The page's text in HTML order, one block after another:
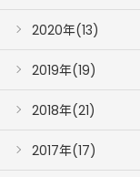
2020年(13)
2019年(19)
2018年(21)
2017年(17)